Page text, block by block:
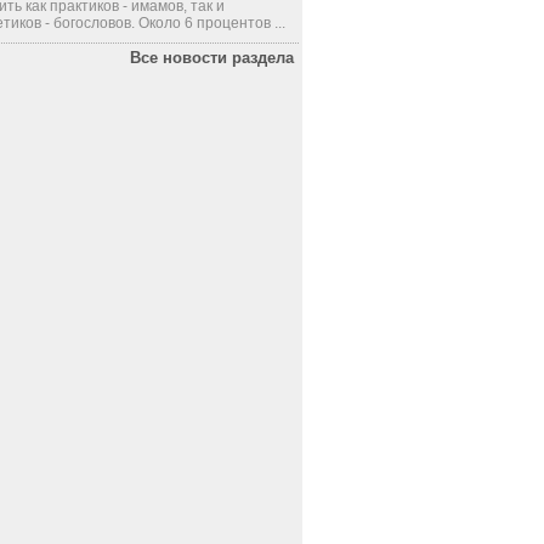
как практиков - имамов, так и
- богословов. Около 6 процентов ...
Все новости раздела